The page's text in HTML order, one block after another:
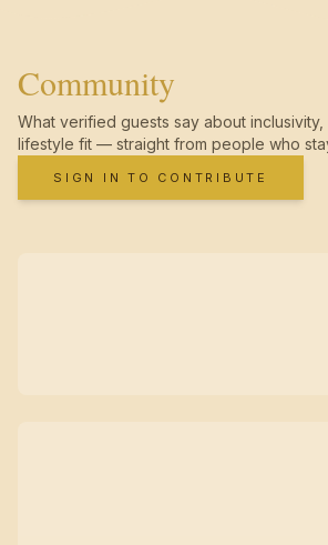
Community
What verified guests say about
lifestyle fit — straight from people who
SIGN IN TO CONTRIBUTE